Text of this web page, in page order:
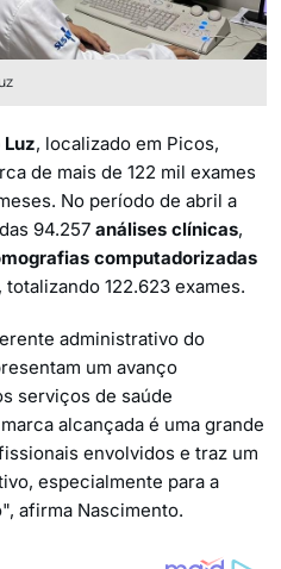
, localizado em Picos,
de mais de 122 mil exames
No período de abril a
94.257 análises clínicas,
computadorizadas
, totalizando 122.623 exames.
administrativo do
um avanço
serviços de saúde
alcançada é uma grande
envolvidos e traz um
especialmente para a
afirma Nascimento.